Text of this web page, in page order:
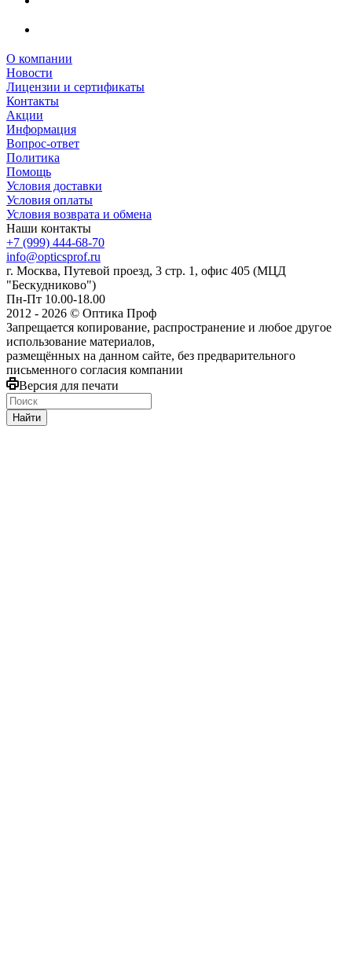
О компании
Новости
Лицензии и сертификаты
Контакты
Акции
Информация
Вопрос-ответ
Политика
Помощь
Условия доставки
Условия оплаты
Условия возврата и обмена
Наши контакты
+7 (999) 444-68-70
info@opticsprof.ru
г. Москва, Путевой проезд, 3 стр. 1, офис 405 (МЦД
"Бескудниково")
Пн-Пт 10.00-18.00
2012 - 2026 © Оптика Проф
Запрещается копирование, распространение и любое другое
использование материалов,
размещённых на данном сайте, без предварительного
письменного согласия компании
Версия для печати
Найти